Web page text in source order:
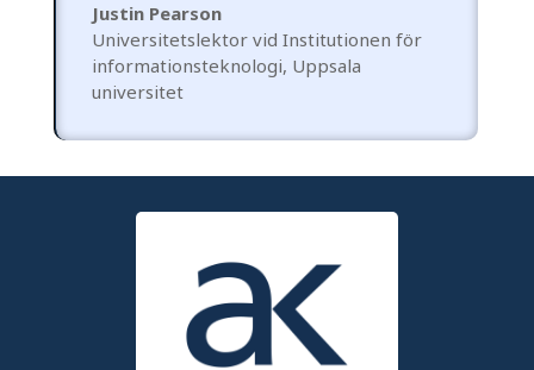
Justin Pearson
Universitetslektor vid Institutionen för
informationsteknologi, Uppsala
universitet